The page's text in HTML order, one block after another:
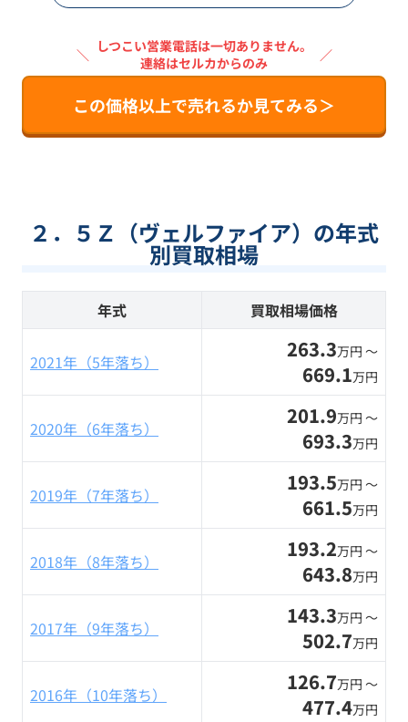
＼ しつこい営業電話は一切ありません。
連絡はセルカからのみ
／
この価格以上で売れるか見てみる＞
２．５Ｚ（ヴェルファイア）の年式
別買取相場
年式 買取相場価格
2021年（5年落ち） 263.3万円 〜
669.1万円
2020年（6年落ち） 201.9万円 〜
693.3万円
2019年（7年落ち） 193.5万円 〜
661.5万円
2018年（8年落ち） 193.2万円 〜
643.8万円
2017年（9年落ち） 143.3万円 〜
502.7万円
2016年（10年落ち） 126.7万円 〜
477.4万円